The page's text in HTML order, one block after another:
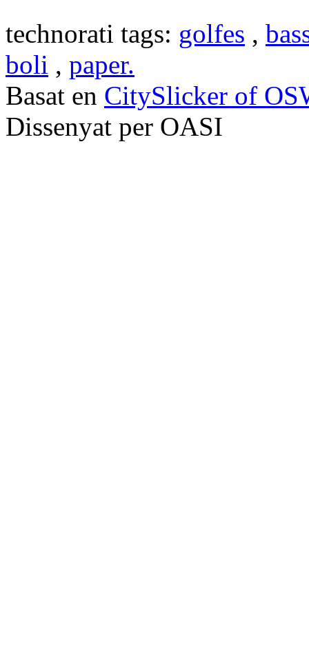
technorati tags: golfes ,
boli , paper.
Basat en CitySlicker of
Dissenyat per OASI